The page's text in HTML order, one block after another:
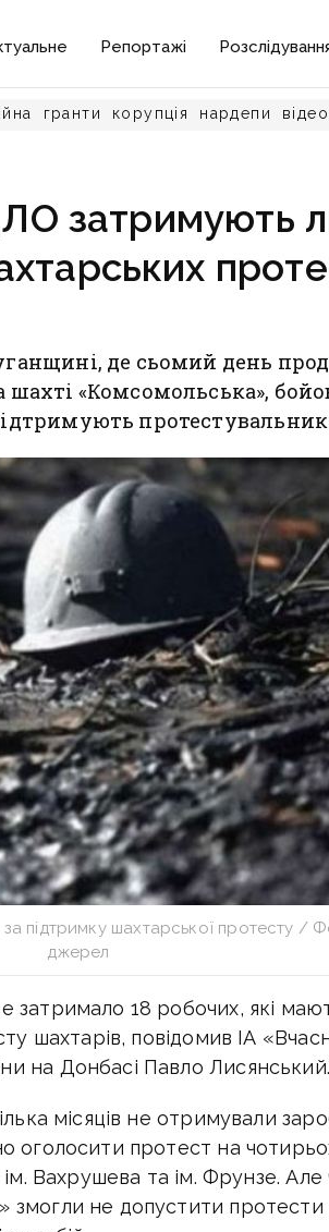
Репортажі
гранти корупція нардепи відео
затримують
де сьомий день
шахті «Комсомольська»,
підтримку шахтарської протесту /
джерел
18 робочих, які
шахтарів, повідомив ІА
на Донбасі Павло Лисянський.
місяців не отримували
оголосити протест на
Вахрушева та ім. Фрунзе. Але
не допустити протести